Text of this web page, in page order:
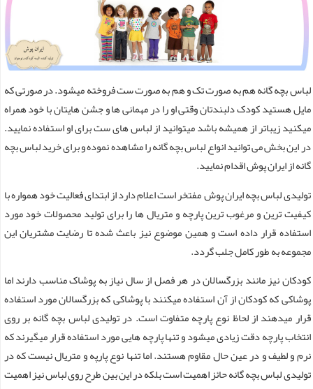
لباس بچه گانه هم به صورت تک و هم به صورت ست فروخته میشود. در صورتی که
مایل هستید کودک دلبندتان وقتی او را در مهمانی ها و جشن هایتان با خود همراه
میکنید زیباتر از همیشه باشد میتوانید از لباس های ست برای او استفاده نمایید.
در این بخش می توانید انواع لباس بچه گانه را مشاهده نموده و برای خرید لباس بچه
گانه از ایران پوش اقدام نمایید.
تولیدی لباس بچه ایران پوش مفتخر است اعلام دارد از ابتدای فعالیت خود همواره با
کیفیت ترین و مرغوب ترین پارچه و متریال ها را برای تولید محصولات خود مورد
استفاده قرار داده است و همین موضوع نیز باعث شده تا رضایت مشتریان این
مجموعه به طور کامل جلب گردد.
کودکان نیز مانند بزرگسالان در هر فصل از سال نیاز به پوشاک مناسب دارند اما
پوشاکی که کودکان از آن استفاده میکنند با پوشاکی که بزرگسالان مورد استفاده
قرار میدهند از لحاظ نوع پارچه متفاوت است. در تولیدی لباس بچه گانه بر روی
انتخاب پارچه دقت زیادی میشود و تنها پارچه هایی مورد استفاده قرار میگیرند که
نرم و لطیف و در عین حال مقاوم هستند. اما تنها نوع پارپه و متریال نیست که در
تولیدی لباس بچه گانه حائز اهمیت است بلکه در این بین طرح روی لباس نیز اهمیت